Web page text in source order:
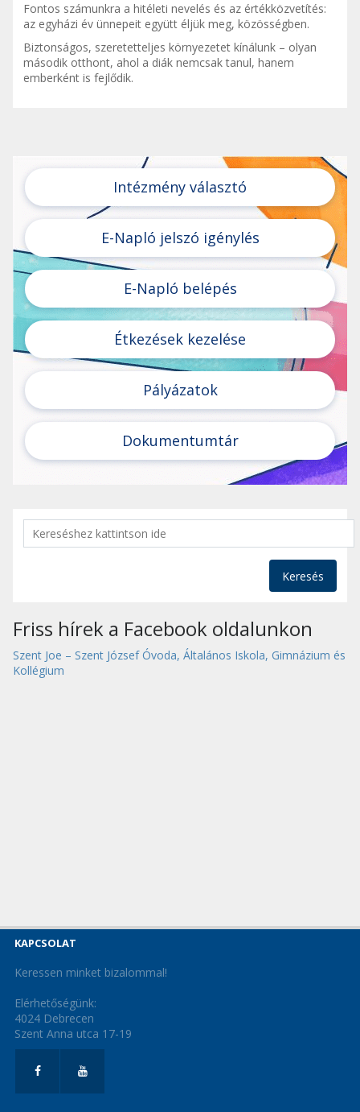
Fontos számunkra a hitéleti nevelés és az értékközvetítés:
az egyházi év ünnepeit együtt éljük meg, közösségben.
Biztonságos, szeretetteljes környezetet kínálunk – olyan
második otthont, ahol a diák nemcsak tanul, hanem
emberként is fejlődik.
Intézmény választó
E-Napló jelszó igénylés
E-Napló belépés
Étkezések kezelése
Pályázatok
Dokumentumtár
Keresés
Friss hírek a Facebook oldalunkon
Szent Joe – Szent József Óvoda, Általános Iskola, Gimnázium és
Kollégium
KAPCSOLAT
Keressen minket bizalommal!
Elérhetőségünk:
4024 Debrecen
Szent Anna utca 17-19